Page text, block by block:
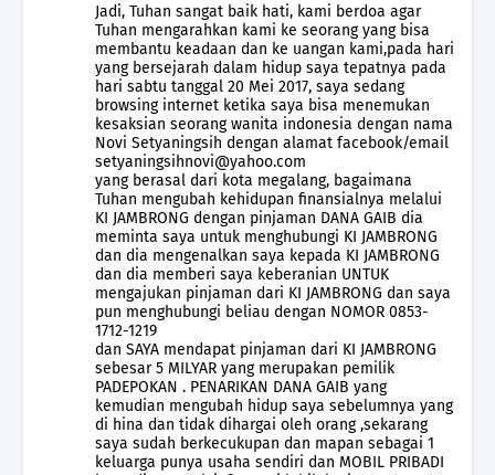
Jadi, Tuhan sangat baik hati, kami berdoa agar
Tuhan mengarahkan kami ke seorang yang bisa
membantu keadaan dan ke uangan kami,pada hari
yang bersejarah dalam hidup saya tepatnya pada
hari sabtu tanggal 20 Mei 2017, saya sedang
browsing internet ketika saya bisa menemukan
kesaksian seorang wanita indonesia dengan nama
Novi Setyaningsih dengan alamat facebook/email
setyaningsihnovi@yahoo.com
yang berasal dari kota megalang, bagaimana
Tuhan mengubah kehidupan finansialnya melalui
KI JAMBRONG dengan pinjaman DANA GAIB dia
meminta saya untuk menghubungi KI JAMBRONG
dan dia mengenalkan saya kepada KI JAMBRONG
dan dia memberi saya keberanian UNTUK
mengajukan pinjaman dari KI JAMBRONG dan saya
pun menghubungi beliau dengan NOMOR 0853-
1712-1219
dan SAYA mendapat pinjaman dari KI JAMBRONG
sebesar 5 MILYAR yang merupakan pemilik
PADEPOKAN . PENARIKAN DANA GAIB yang
kemudian mengubah hidup saya sebelumnya yang
di hina dan tidak dihargai oleh orang ,sekarang
saya sudah berkecukupan dan mapan sebagai 1
keluarga punya usaha sendiri dan MOBIL PRIBADI